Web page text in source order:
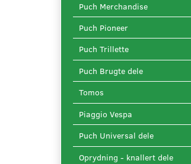
Puch Merchandise
Puch Pioneer
Puch Trillette
Puch Brugte dele
Tomos
Piaggio Vespa
Puch Universal dele
Oprydning - knallert dele